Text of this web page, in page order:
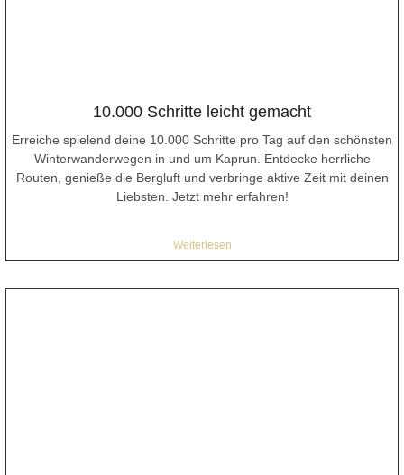
10.000 Schritte leicht gemacht
Erreiche spielend deine 10.000 Schritte pro Tag auf den schönsten
Winterwanderwegen in und um Kaprun. Entdecke herrliche
Routen, genieße die Bergluft und verbringe aktive Zeit mit deinen
Liebsten. Jetzt mehr erfahren!
Weiterlesen